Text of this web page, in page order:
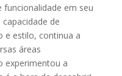
em seu
de
e estilo, continua a
áreas
experimentou a